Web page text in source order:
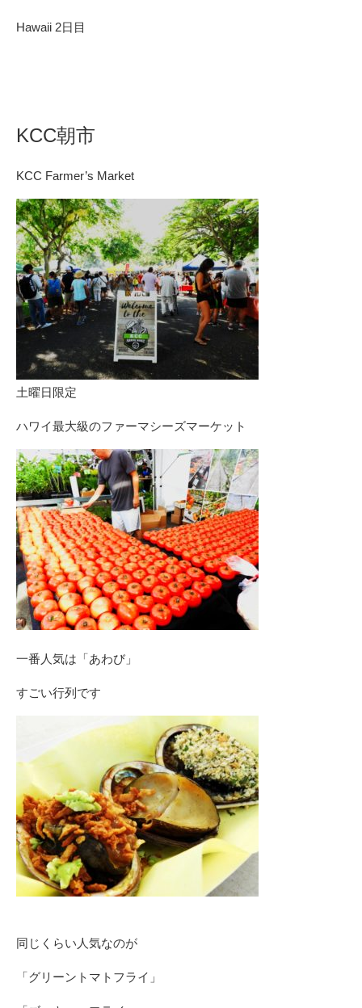
Hawaii 2日目
KCC朝市
KCC Farmer’s Market
土曜日限定
ハワイ最大級のファーマシーズマーケット
一番人気は「あわび」
すごい行列です
同じくらい人気なのが
「グリーントマトフライ」